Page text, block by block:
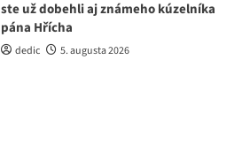
ste už dobehli aj známeho kúzelníka
pána Hřícha
dedic 5. augusta 2026